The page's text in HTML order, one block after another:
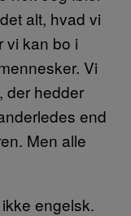
alt, hvad vi
vi kan bo i
Vi
der hedder
end
Men alle
engelsk.